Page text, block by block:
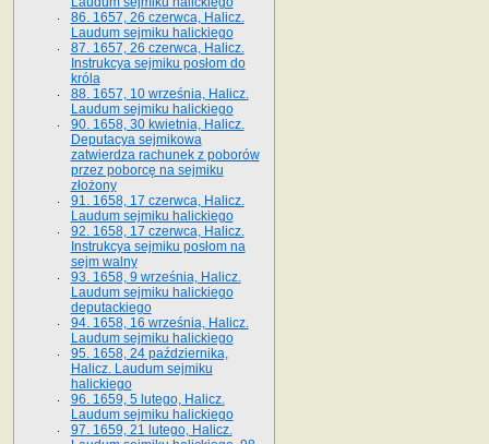
86. 1657, 26 czerwca, Halicz.
Laudum sejmiku halickiego
87. 1657, 26 czerwca, Halicz.
Instrukcya sejmiku posłom do
króla
88. 1657, 10 września, Halicz.
Laudum sejmiku halickiego
90. 1658, 30 kwietnia, Halicz.
Deputacya sejmikowa
zatwierdza rachunek z poborów
przez poborcę na sejmiku
złożony
91. 1658, 17 czerwca, Halicz.
Laudum sejmiku halickiego
92. 1658, 17 czerwca, Halicz.
Instrukcya sejmiku posłom na
sejm walny
93. 1658, 9 września, Halicz.
Laudum sejmiku halickiego
deputackiego
94. 1658, 16 września, Halicz.
Laudum sejmiku halickiego
95. 1658, 24 października,
Halicz. Laudum sejmiku
halickiego
96. 1659, 5 lutego, Halicz.
Laudum sejmiku halickiego
97. 1659, 21 lutego, Halicz.